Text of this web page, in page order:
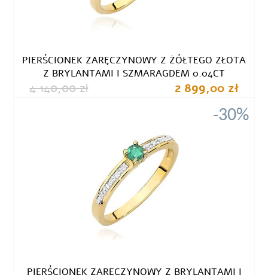
PIERŚCIONEK ZARĘCZYNOWY Z ŻÓŁTEGO ZŁOTA
Z BRYLANTAMI I SZMARAGDEM 0.04CT
4 140,00 zł 2 899,00 zł
-30%
PIERŚCIONEK ZARĘCZYNOWY Z BRYLANTAMI I